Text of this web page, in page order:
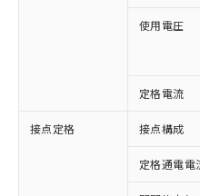
使用電圧
定格電流
接点定格 接点構成
定格通電電
ご利用条件
対応済み：EU
非含有に対応した製
対応予定：EU RoHS
有に対応した製品に